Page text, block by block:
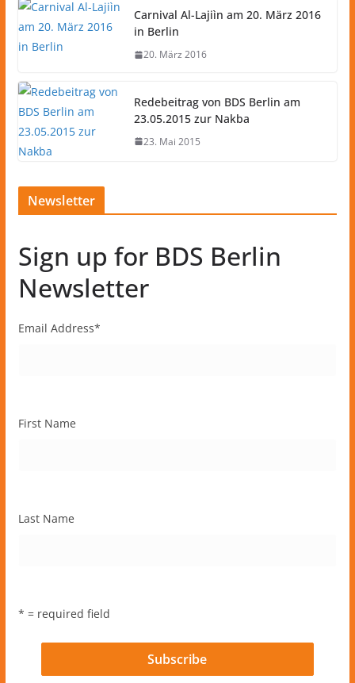
Carnival Al-Lajiìn am 20. März 2016
in Berlin
20. März 2016
Redebeitrag von BDS Berlin am
23.05.2015 zur Nakba
23. Mai 2015
Newsletter
Sign up for BDS Berlin
Newsletter
Email Address*
First Name
Last Name
* = required field